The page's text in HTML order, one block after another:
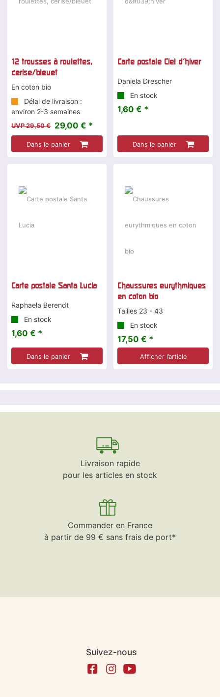
12 trousses à roulettes,
cerise/bleuet
En coton bio
Délai de livraison :
environ 2-3 semaines
UVP 29,50 € 29,00 € *
Dans le panier
Carte postale Ciel d'hiver
Daniela Drescher
En stock
1,60 € *
Dans le panier
Carte postale Santa Lucia
Raphaela Berendt
En stock
1,60 € *
Dans le panier
Chaussures eurythmiques
en coton bio
Tailles 23 - 43
En stock
17,50 € *
Afficher l’article
Livraison rapide
pour les articles en stock
Commander en France
à partir de 99 € sans frais de port*
Suivez-nous